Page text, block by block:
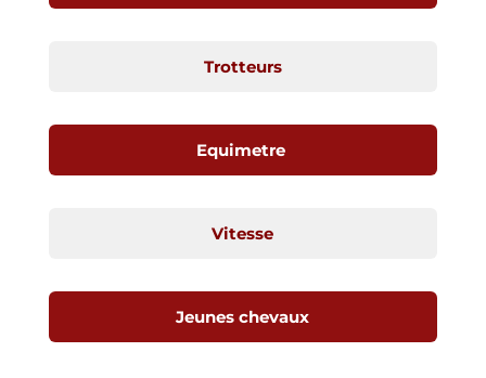
Trotteurs
Equimetre
Vitesse
Jeunes chevaux